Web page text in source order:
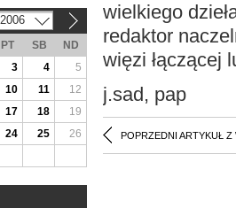
wielkiego
redaktor
więzi łączącej
j.sad, pap
POPRZEDNI ARTYKUŁ Z
2006
PT SB
ND
3 4
5
10 11
12
17 18
19
24 25
26